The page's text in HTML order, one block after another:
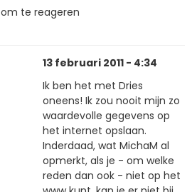
om te reageren
13 februari 2011 - 4:34
Ik ben het met Dries
oneens! Ik zou nooit mijn zo
waardevolle gegevens op
het internet opslaan.
Inderdaad, wat MichaM al
opmerkt, als je - om welke
reden dan ook - niet op het